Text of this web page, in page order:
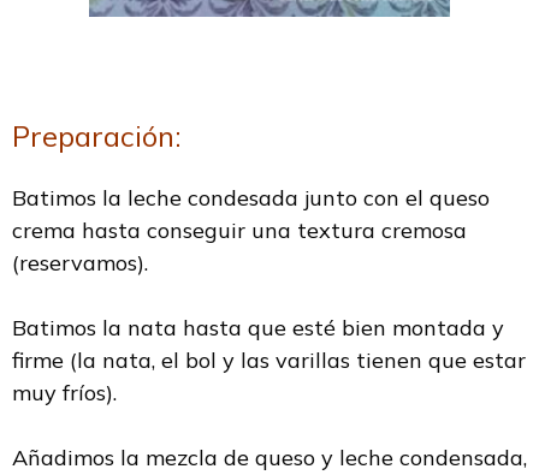
Preparación:
Batimos la leche condesada junto con el queso
crema hasta conseguir una textura cremosa
(reservamos).
Batimos la nata hasta que esté bien montada y
firme (la nata, el bol y las varillas tienen que estar
muy fríos).
Añadimos la mezcla de queso y leche condensada,